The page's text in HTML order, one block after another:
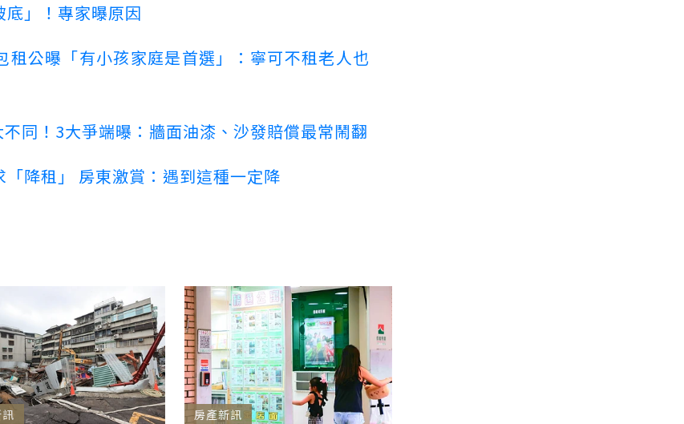
」！專家曝原因
租公曝「有小孩家庭是首選」：寧可不租老人也
同！3大爭端曝：牆面油漆、沙發賠償最常鬧翻
降租」 房東激賞：遇到這種一定降
房產新訊